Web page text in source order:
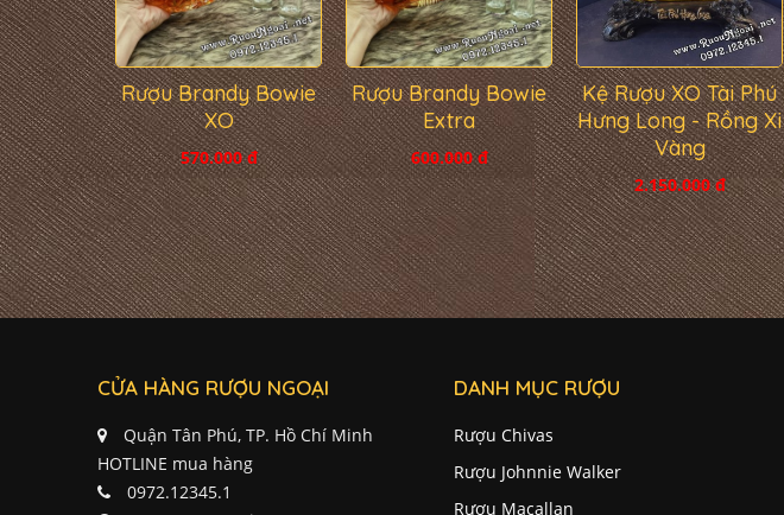
Rượu Brandy Bowie
XO
570.000 đ
Rượu Brandy Bowie
Extra
600.000 đ
Kệ Rượu XO Tài Phú
Hưng Long - Rồng Xi
Vàng
2.150.000 đ
CỬA HÀNG RƯỢU NGOẠI
Quận Tân Phú, TP. Hồ Chí Minh
HOTLINE mua hàng
0972.12345.1
DANH MỤC RƯỢU
Rượu Chivas
Rượu Johnnie Walker
Rượu Macallan